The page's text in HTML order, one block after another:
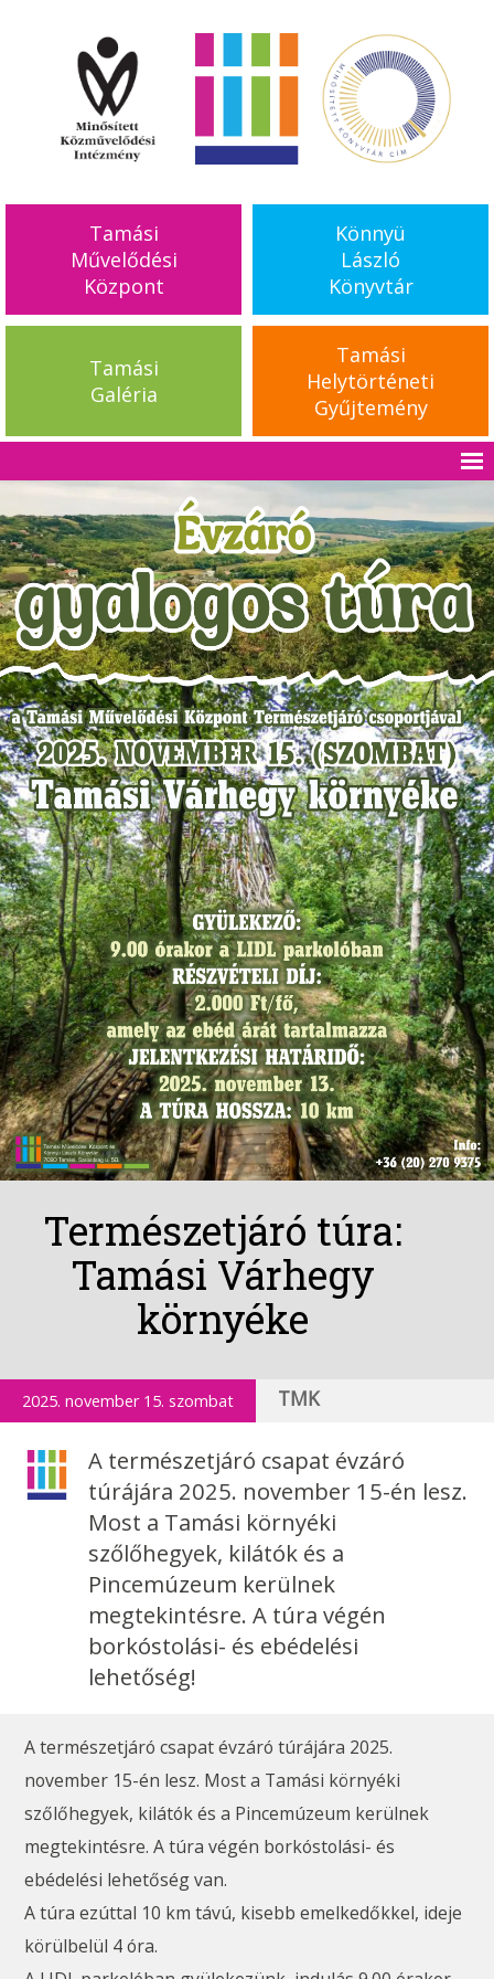
Tamási
Művelődési
Központ
Könnyü
László
Könyvtár
Tamási
Galéria
Tamási
Helytörténeti
Gyűjtemény
Természetjáró túra:
Tamási Várhegy
környéke
2025. november 15. szombat TMK
A természetjáró csapat évzáró
túrájára 2025. november 15-én lesz.
Most a Tamási környéki
szőlőhegyek, kilátók és a
Pincemúzeum kerülnek
megtekintésre. A túra végén
borkóstolási- és ebédelési
lehetőség!
A természetjáró csapat évzáró túrájára 2025.
november 15-én lesz. Most a Tamási környéki
szőlőhegyek, kilátók és a Pincemúzeum kerülnek
megtekintésre. A túra végén borkóstolási- és
ebédelési lehetőség van.
A túra ezúttal 10 km távú, kisebb emelkedőkkel, ideje
körülbelül 4 óra.